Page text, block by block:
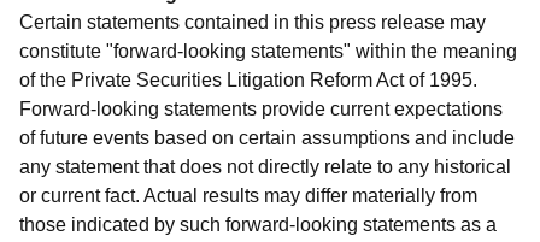
Certain statements contained in this press release may
constitute "forward-looking statements" within the meaning
of the Private Securities Litigation Reform Act of 1995.
Forward-looking statements provide current expectations
of future events based on certain assumptions and include
any statement that does not directly relate to any historical
or current fact. Actual results may differ materially from
those indicated by such forward-looking statements as a